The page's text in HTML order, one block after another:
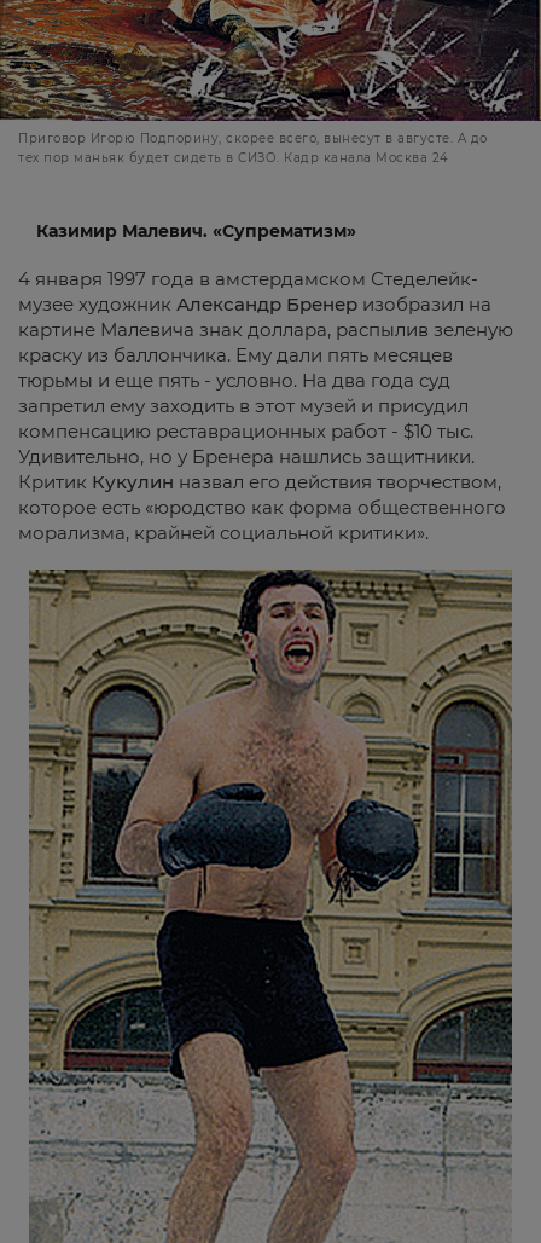
Приговор Игорю Подпорину, скорее всего, вынесут в августе. А до
тех пор маньяк будет сидеть в СИЗО. Кадр канала Москва 24
Казимир Малевич. «Супрематизм»
4 января 1997 года в амстердамском Стеделейк-
музее художник Александр Бренер изобразил на
картине Малевича знак доллара, распылив зеленую
краску из баллончика. Ему дали пять месяцев
тюрьмы и еще пять - условно. На два года суд
запретил ему заходить в этот музей и присудил
компенсацию реставрационных работ - $10 тыс.
Удивительно, но у Бренера нашлись защитники.
Критик Кукулин назвал его действия творчеством,
которое есть «юродство как форма общественного
морализма, крайней социальной критики».